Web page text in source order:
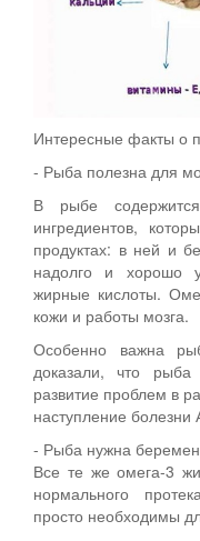
Интересные факты о
- Рыба полезна для
В рыбе
ингредиентов,
продуктах: в ней и
надолго и хорошо
жирные кислоты.
кожи и работы мозга.
Особенно важна
доказали, что
развитие проблем в
наступление болезни
- Рыба нужна
Все те же омега-3
нормального
просто необходимы